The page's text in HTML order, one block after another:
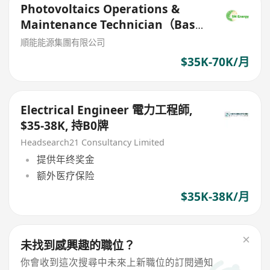
Photovoltaics Operations &
Maintenance Technician（Base
US）
順能能源集團有限公司
$35K-70K/月
Electrical Engineer 電力工程師,
$35-38K, 持B0牌
Headsearch21 Consultancy Limited
提供年终奖金
额外医疗保险
$35K-38K/月
未找到感興趣的職位？
你會收到這次搜尋中未來上新職位的訂閱通知